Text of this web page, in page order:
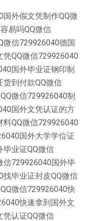
外假文凭制作QQ微
易吗QQ微信
微信729926040德国
QQ微信729926040
国外毕业证钢印制
到付款QQ微信
微信729926040制
国外文凭认证的方
QQ微信729926040
国外大学学位证
毕业证QQ微信
信729926040国外毕
毕业证封皮QQ微信
微信729926040快
快速拿到国外文
凭认证QQ微信